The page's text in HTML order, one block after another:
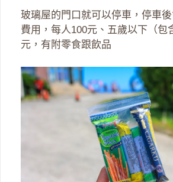
玻璃屋的門口就可以停車，停車
費用，每人100元、五歲以下（包
元，有附零食跟飲品